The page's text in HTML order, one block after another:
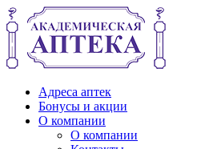
Адреса аптек
Бонусы и акции
О компании
О компании